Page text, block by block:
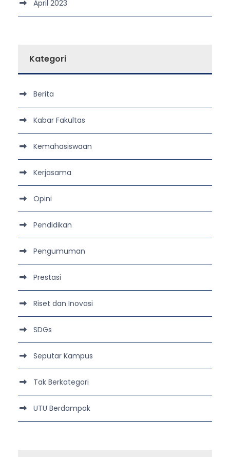
April 2023
Kategori
Berita
Kabar Fakultas
Kemahasiswaan
Kerjasama
Opini
Pendidikan
Pengumuman
Prestasi
Riset dan Inovasi
SDGs
Seputar Kampus
Tak Berkategori
UTU Berdampak